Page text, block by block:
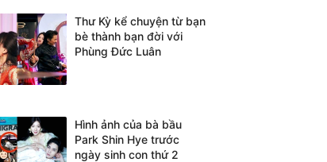
Thư Kỳ kể chuyện từ bạn
bè thành bạn đời với
Phùng Đức Luân
Hình ảnh của bà bầu
Park Shin Hye trước
ngày sinh con thứ 2